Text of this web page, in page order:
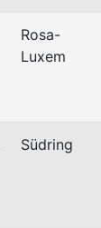
Rosa-
Luxem
Südring